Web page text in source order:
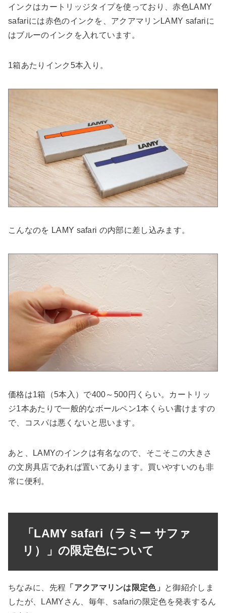
インクはカートリッジタイプを使っており、赤色LAMY
safariには赤色のインクを、アクアマリンLAMY safariに
はブルーのインクを入れています。
1箱あたりインク5本入り。
こんなのを LAMY safari の内部に差し込みます。
価格は1箱（5本入）で400～500円くらい。カートリッ
ジ1本あたりで一般的なボールペン1本くらい書けますの
で、コスパは悪くないと思います。
あと、LAMYのインクは有名なので、そこそこの大きさ
の文房具店であれば置いてあります。買いやすいのも非
常に便利。
「LAMY safari（ラミー サファ
リ）」の限定色について
ちなみに、先程 「アクアマリンは限定色」
と御紹介しま
したが、LAMYさん、毎年、safariの限定色を発表するん